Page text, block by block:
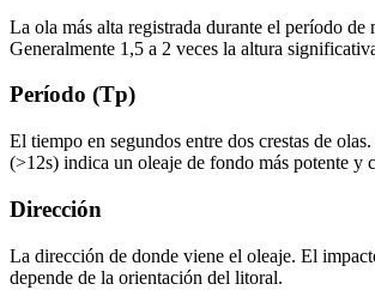
La ola más alta registrada durante el período de
Generalmente 1,5 a 2 veces la altura
Período (Tp)
El tiempo en segundos entre dos crestas de
(>12s) indica un oleaje de fondo más potente y
Dirección
La dirección de donde viene el oleaje. El
depende de la orientación del litoral.